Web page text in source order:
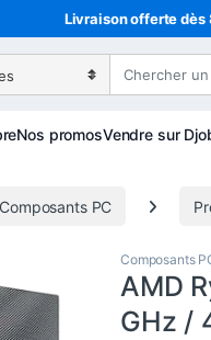
Livraison offerte dès
Nos promosVendre sur
Composants PC
Composants
AMD
GHz /